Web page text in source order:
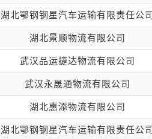
湖北鄂钢钢星汽车运输有限责任公司
湖北景顺物流有限公司
武汉品运捷达物流有限公司
武汉永晟通物流有限公司
湖北惠添物流有限公司
湖北鄂钢钢星汽车运输有限责任公司